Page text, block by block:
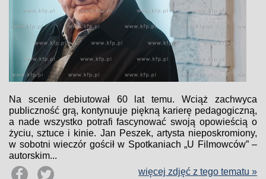
Na scenie debiutował 60 lat temu. Wciąż zachwyca
publiczność grą, kontynuuje piękną karierę pedagogiczną,
a nade wszystko potrafi fascynować swoją opowieścią o
życiu, sztuce i kinie. Jan Peszek, artysta nieposkromiony,
w sobotni wieczór gościł w Spotkaniach „U Filmowców” –
autorskim...
więcej zdjęć z tego tematu »